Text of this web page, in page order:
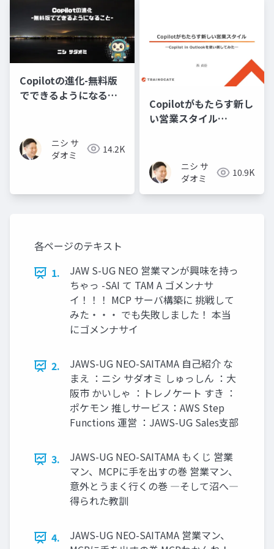
Copilotの進化-無料版
でできるようになるこ
ニシ サ
ダオミ
14.2K
Copilotがもたらす新し
い営業スタイル
ニシ サ
ダオミ
10.9K
各ページのテキスト
1.
JAW S-UG NEO 営業マンが興味を持っ
ちゃっ -SAI て TAM A ゴメンナサ
イ！！！ MCP サーバ構築に 挑戦して
みた・・・ でも失敗しました！ 本当
にゴメンナサイ
2.
JAWS-UG NEO-SAITAMA 自己紹介 な
まえ ：ニシ サダオミ しゅっしん ：大
阪市 かいしゃ ：トレノケート すき ：
ポケモン 推しサービス：AWS Step
Functions 運営 ：JAWS-UG Sales支部
3.
JAWS-UG NEO-SAITAMA もくじ 営業
マン、MCPに手を出すの巻 営業マン、
意外とうまく行くの巻 ―そして沼へ―
得られた教訓
4.
JAWS-UG NEO-SAITAMA 営業マン、